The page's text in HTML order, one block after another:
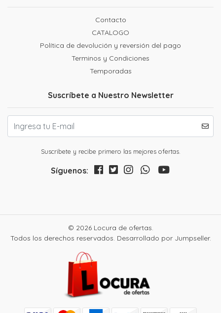
Contacto
CATALOGO
Política de devolución y reversión del pago
Terminos y Condiciones
Temporadas
Suscríbete a Nuestro Newsletter
Suscribete y recibe primero las mejores ofertas.
Síguenos:
© 2026 Locura de ofertas.
Todos los derechos reservados. Desarrollado por Jumpseller.